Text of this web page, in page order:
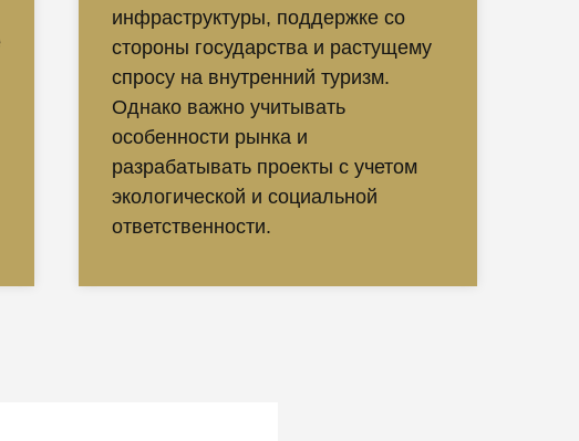
инфраструктуры, поддержке со
стороны государства и растущему
спросу на внутренний туризм.
Однако важно учитывать
особенности рынка и
разрабатывать проекты с учетом
экологической и социальной
ответственности.